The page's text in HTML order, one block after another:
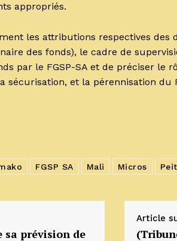
appropriés.
les attributions respectives des
des fonds), le cadre de
par le FGSP-SA et de préciser le
sécurisation, et la pérennisation du
FGSP SA Mali Micros
sa prévision de
Article